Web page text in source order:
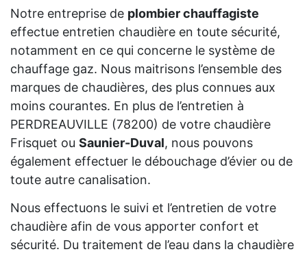
Notre entreprise de plombier chauffagiste
effectue entretien chaudière en toute sécurité,
notamment en ce qui concerne le système de
chauffage gaz. Nous maitrisons l’ensemble des
marques de chaudières, des plus connues aux
moins courantes. En plus de l’entretien à
PERDREAUVILLE (78200) de votre chaudière
Frisquet ou Saunier-Duval, nous pouvons
également effectuer le débouchage d’évier ou de
toute autre canalisation.
Nous effectuons le suivi et l’entretien de votre
chaudière afin de vous apporter confort et
sécurité. Du traitement de l’eau dans la chaudière